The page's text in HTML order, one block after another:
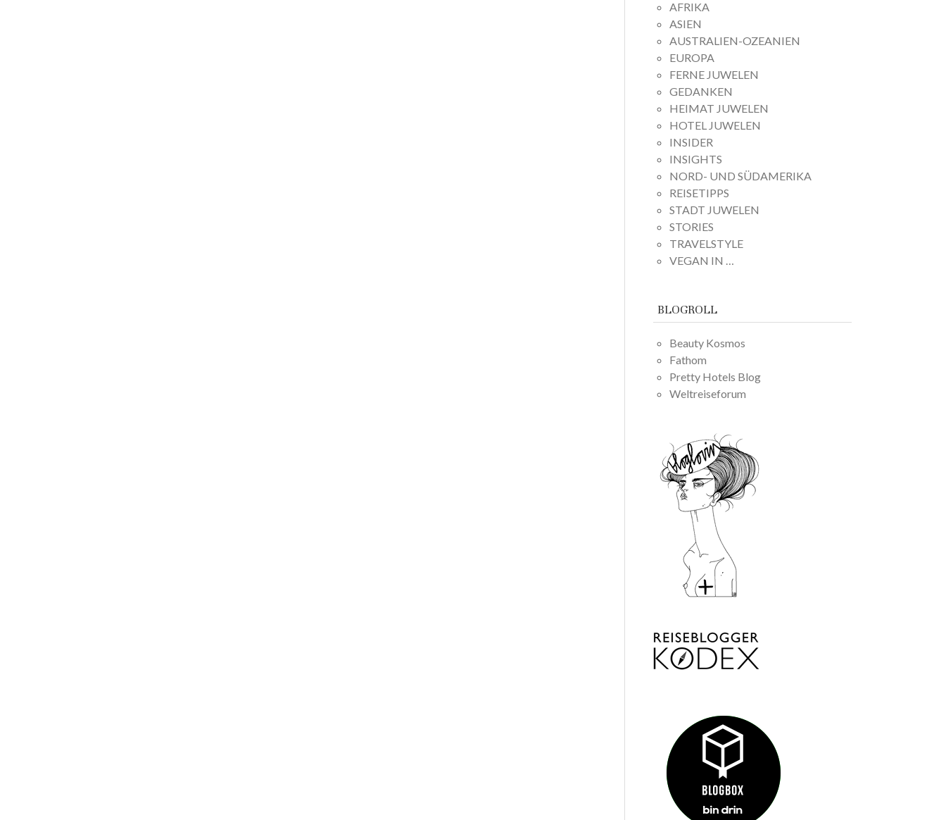
AFRIKA
ASIEN
AUSTRALIEN-OZEANIEN
EUROPA
FERNE JUWELEN
GEDANKEN
HEIMAT JUWELEN
HOTEL JUWELEN
INSIDER
INSIGHTS
NORD- UND SÜDAMERIKA
REISETIPPS
STADT JUWELEN
STORIES
TRAVELSTYLE
VEGAN IN …
BLOGROLL
Beauty Kosmos
Fathom
Pretty Hotels Blog
Weltreiseforum